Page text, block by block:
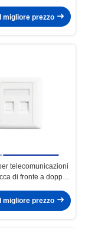
migliore prezzo
telecomunicazioni
di fronte a doppia
Jack
migliore prezzo